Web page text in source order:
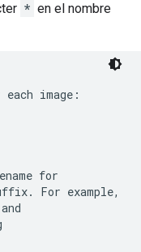
* en el nombre
image:
for
For example,